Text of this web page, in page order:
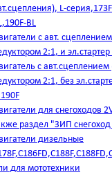
L-
BL
с авт.
2:1, и
с авт.сцеплением
2:1, без
для снегоходов
раздел "ЗИП
дизельные
для мототехники